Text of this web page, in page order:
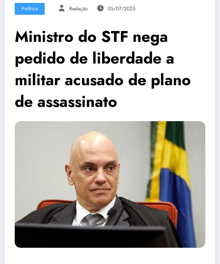
Política Redação 05/07/2025
Ministro do STF nega
pedido de liberdade a
militar acusado de plano
de assassinato